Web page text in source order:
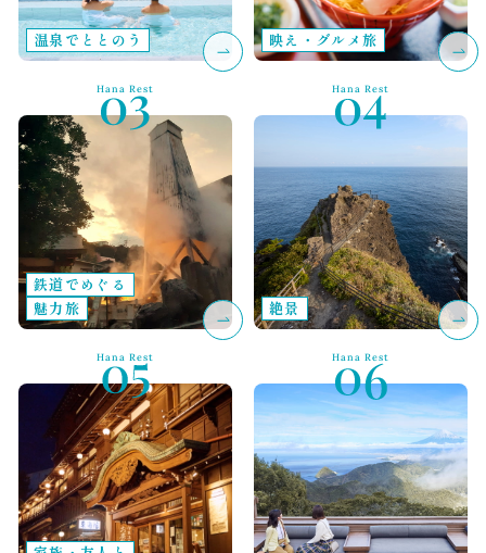
温泉でととのう 映え・グルメ旅
Hana Rest
鉄道でめぐる
魅力旅
Hana Rest
絶景
Hana Rest Hana Rest